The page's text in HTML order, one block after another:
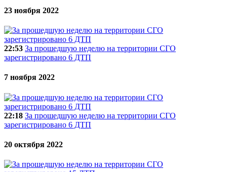
23 ноября 2022
22:53 За прошедшую неделю на территории СГО
зарегистрировано 6 ДТП
7 ноября 2022
22:18 За прошедшую неделю на территории СГО
зарегистрировано 6 ДТП
20 октября 2022